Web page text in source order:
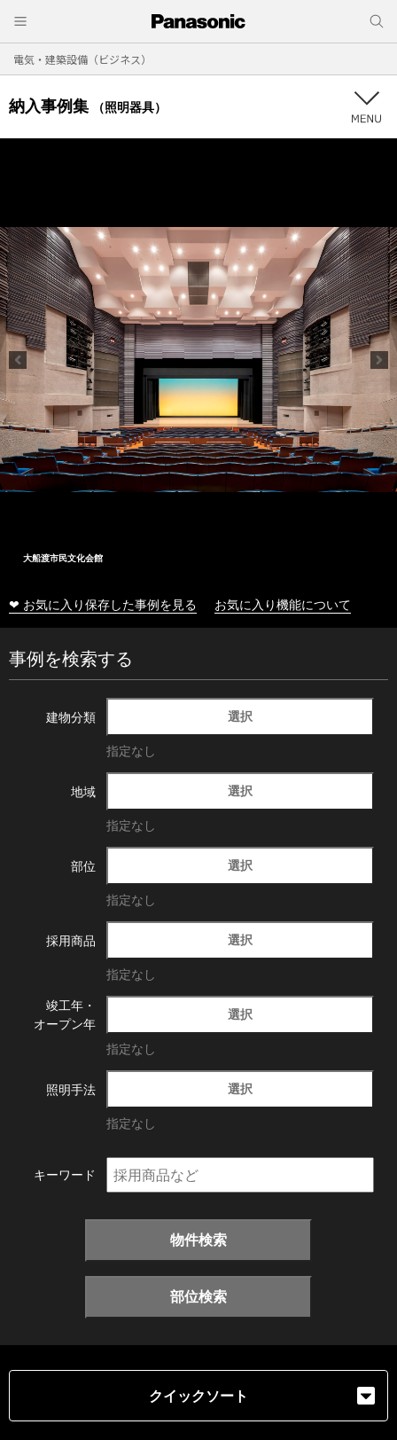
電気・建築設備（ビジネス）
納入事例集 （照明器具）
大船渡市民文化会館
❤ お気に入り保存した事例を見る お気に入り機能について
事例を検索する
建物分類 選択
指定なし
地域 選択
指定なし
部位 選択
指定なし
採用商品 選択
指定なし
竣工年・
オープン年
選択
指定なし
照明手法 選択
指定なし
キーワード
物件検索
部位検索
クイックソート